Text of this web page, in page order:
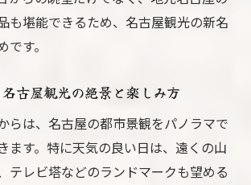
ルテナント一覧で名古屋観光をさら
光とアンテナショップの楽しみ方
ショップ巡りで深まる名古屋観光
内アンテナショップで名古屋観光
も堪能できるため、名古屋観光の新名
す。
古屋観光の絶景と楽しみ方
らは、名古屋の都市景観をパノラマで
ます。特に天気の良い日は、遠くの山
テレビ塔などのランドマークも望める